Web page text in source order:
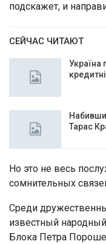
подскажет, и
СЕЙЧАС ЧИТАЮТ
Україна
Тарас
Но это не весь
сомнительных
Среди
известный
Блока Петра